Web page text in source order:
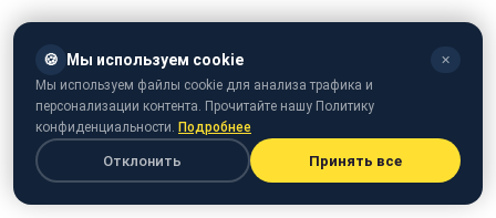
🍪 Мы используем cookie ✕
Мы используем файлы cookie для анализа трафика и
персонализации контента. Прочитайте нашу Политику
конфиденциальности. Подробнее
Отклонить Принять все